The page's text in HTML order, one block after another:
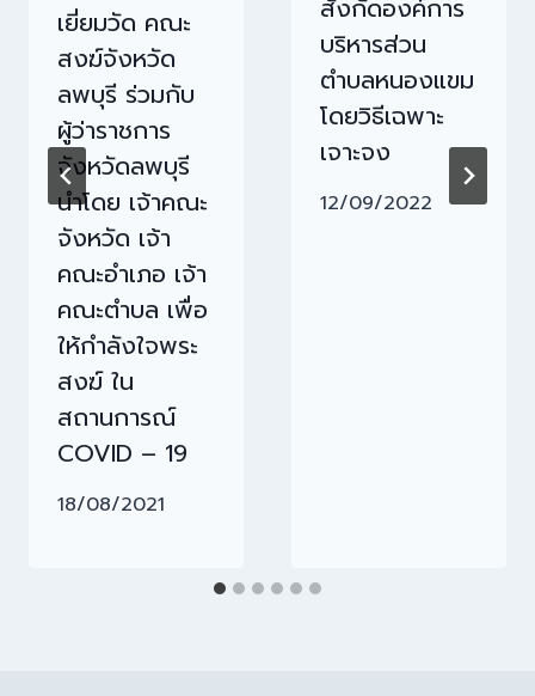
เยี่ยมวัด คณะ
สงฆ์จังหวัด
ลพบุรี ร่วมกับ
ผู้ว่าราชการ
จังหวัดลพบุรี
นำโดย เจ้าคณะ
จังหวัด เจ้า
คณะอำเภอ เจ้า
คณะตำบล เพื่อ
ให้กำลังใจพระ
สงฆ์ ใน
สถานการณ์
COVID – 19
18/08/2021
สังกัดองค์การ
บริหารส่วน
ตำบลหนองแขม
โดยวิธีเฉพาะ
เจาะจง
12/09/2022